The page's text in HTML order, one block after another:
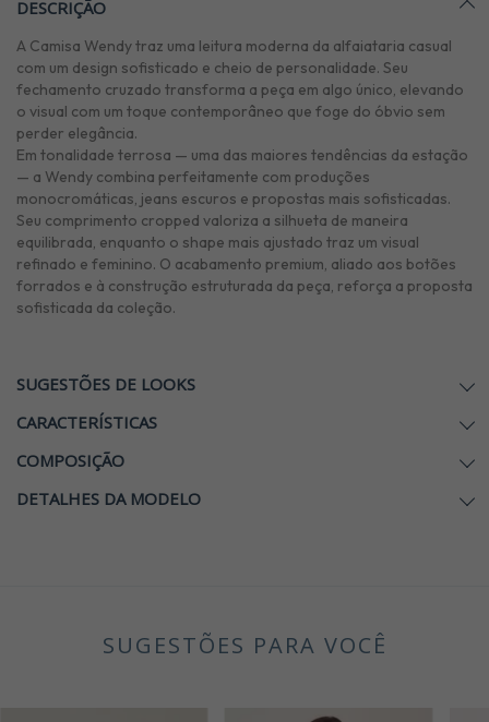
DESCRIÇÃO
A Camisa Wendy traz uma leitura moderna da alfaiataria casual
com um design sofisticado e cheio de personalidade. Seu
fechamento cruzado transforma a peça em algo único, elevando
o visual com um toque contemporâneo que foge do óbvio sem
perder elegância.
Em tonalidade terrosa — uma das maiores tendências da estação
— a Wendy combina perfeitamente com produções
monocromáticas, jeans escuros e propostas mais sofisticadas.
Seu comprimento cropped valoriza a silhueta de maneira
equilibrada, enquanto o shape mais ajustado traz um visual
refinado e feminino. O acabamento premium, aliado aos botões
forrados e à construção estruturada da peça, reforça a proposta
sofisticada da coleção.
SUGESTÕES DE LOOKS
CARACTERÍSTICAS
COMPOSIÇÃO
DETALHES DA MODELO
SUGESTÕES PARA VOCÊ